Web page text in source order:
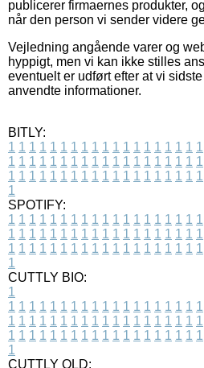
publicerer firmaernes produkter,
når den person vi sender videre
Vejledning angående varer og
hyppigt, men vi kan ikke stilles
eventuelt er udført efter at vi
anvendte informationer.
BITLY:
1 1 1 1 1 1 1 1 1 1 1 1 1 1 1 1 1 1 1
1 1 1 1 1 1 1 1 1 1 1 1 1 1 1 1 1 1 1
1 1 1 1 1 1 1 1 1 1 1 1 1 1 1 1 1 1 1
1
SPOTIFY:
1 1 1 1 1 1 1 1 1 1 1 1 1 1 1 1 1 1 1
1 1 1 1 1 1 1 1 1 1 1 1 1 1 1 1 1 1 1
1 1 1 1 1 1 1 1 1 1 1 1 1 1 1 1 1 1 1
1
CUTTLY BIO:
1
1 1 1 1 1 1 1 1 1 1 1 1 1 1 1 1 1 1 1
1 1 1 1 1 1 1 1 1 1 1 1 1 1 1 1 1 1 1
1 1 1 1 1 1 1 1 1 1 1 1 1 1 1 1 1 1 1
1
CUTTLY OLD: